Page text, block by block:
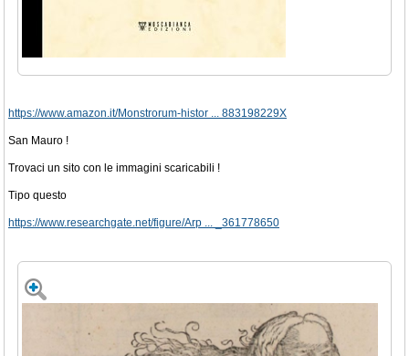
https://www.amazon.it/Monstrorum-histor ... 883198229X
San Mauro !
Trovaci un sito con le immagini scaricabili !
Tipo questo
https://www.researchgate.net/figure/Arp ... _361778650